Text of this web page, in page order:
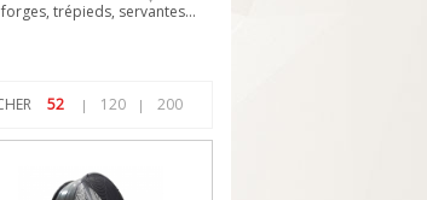
trépieds, servantes...
52 | 120 | 200